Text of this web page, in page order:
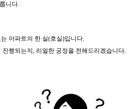
니다.
아파트의 한 실(호실)입니다.
행되는지, 리얼한 공정을 전해드리겠습니다.